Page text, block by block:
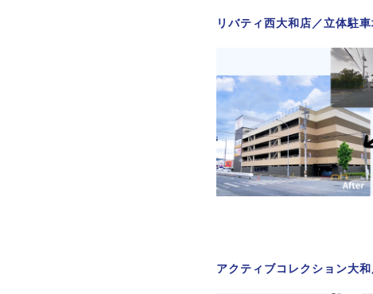
リバティ西大和店／立体駐
アクティブコレクション大